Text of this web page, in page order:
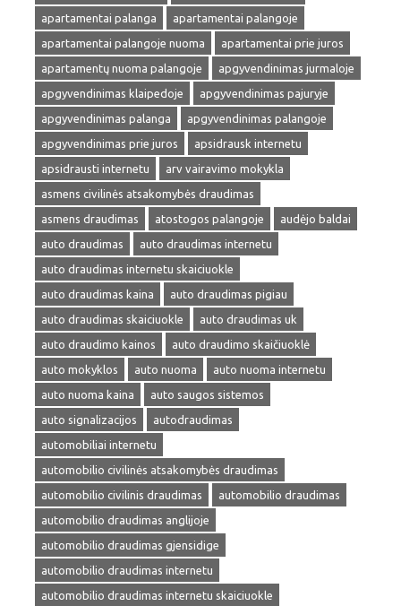
apartamentai palanga
apartamentai palangoje
apartamentai palangoje nuoma
apartamentai prie juros
apartamentų nuoma palangoje
apgyvendinimas jurmaloje
apgyvendinimas klaipedoje
apgyvendinimas pajuryje
apgyvendinimas palanga
apgyvendinimas palangoje
apgyvendinimas prie juros
apsidrausk internetu
apsidrausti internetu
arv vairavimo mokykla
asmens civilinės atsakomybės draudimas
asmens draudimas
atostogos palangoje
audėjo baldai
auto draudimas
auto draudimas internetu
auto draudimas internetu skaiciuokle
auto draudimas kaina
auto draudimas pigiau
auto draudimas skaiciuokle
auto draudimas uk
auto draudimo kainos
auto draudimo skaičiuoklė
auto mokyklos
auto nuoma
auto nuoma internetu
auto nuoma kaina
auto saugos sistemos
auto signalizacijos
autodraudimas
automobiliai internetu
automobilio civilinės atsakomybės draudimas
automobilio civilinis draudimas
automobilio draudimas
automobilio draudimas anglijoje
automobilio draudimas gjensidige
automobilio draudimas internetu
automobilio draudimas internetu skaiciuokle